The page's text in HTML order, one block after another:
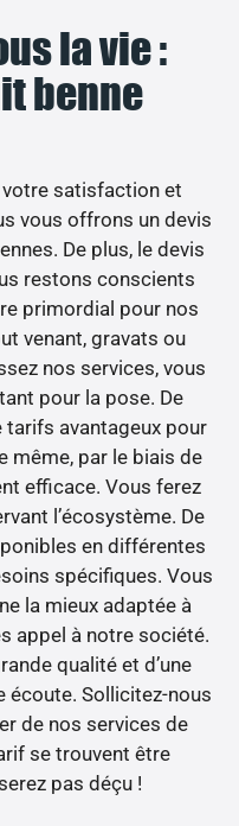
la vie :
benne
satisfaction et
vous offrons un devis
De plus, le devis
restons conscients
primordial pour nos
venant, gravats ou
nos services, vous
pour la pose. De
avantageux pour
même, par le biais de
efficace. Vous ferez
l’écosystème. De
en différentes
spécifiques. Vous
la mieux adaptée à
appel à notre société.
qualité et d’une
écoute. Sollicitez-nous
de nos services de
se trouvent être
pas déçu !